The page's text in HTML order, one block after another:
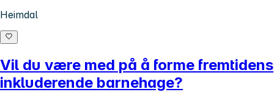
Heimdal
Vil du være med på å forme fremtidens
inkluderende barnehage?